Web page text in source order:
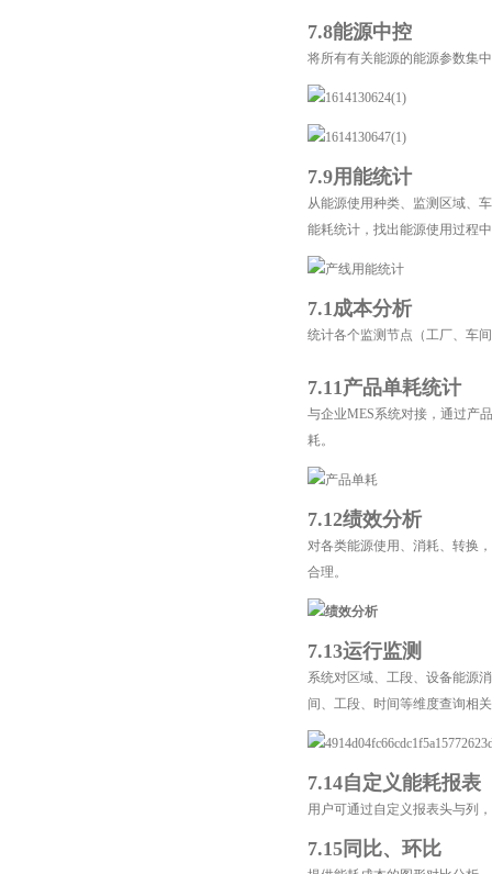
7.8能源中控
将所有有关能源的能源参数集
7.9用能统计
从能源使用种类、监测区域、
能耗统计，找出能源使用过程
7.1成本分析
统计各个监测节点（工厂、车
7.11产品单耗统计
与企业MES系统对接，通过产
耗。
7.12绩效分析
对各类能源使用、消耗、转换
合理。
7.13运行监测
系统对区域、工段、设备能源
间、工段、时间等维度查询相
7.14自定义能耗报表
用户可通过自定义报表头与列
7.15同比、环比